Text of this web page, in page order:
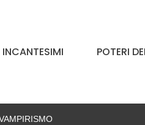
INCANTESIMI POTERI